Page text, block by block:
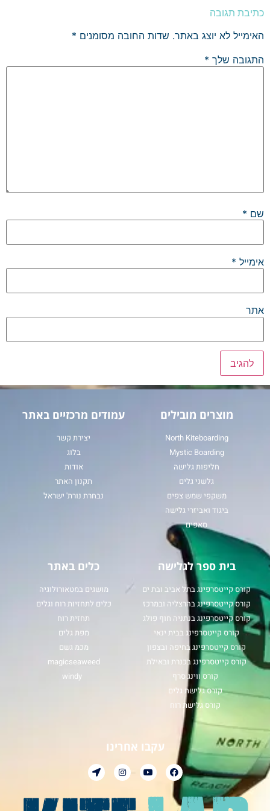
כתיבת תגובה
האימייל לא יוצג באתר. שדות החובה מסומנים *
התגובה שלך *
שם *
אימייל *
אתר
מוצרים מובילים
North Kiteboarding
Mystic Boarding
חליפות גלישה
גלשני גלים
משקפי שמש צפים
ביגוד ואביזרי גלישה
סאפים
עמודים מרכזיים באתר
יצירת קשר
בלוג
אודות
תקנון האתר
נבחרת נורת' ישראל
בית ספר לגלישה
קורס קייטסרפינג בתל אביב ובת ים
קורס קייטסרפינג בהרצליה ובמרכז
קורס קייטסרפינג בנתניה חוף פולג
קורס קייטסרפינג בבית ינאי
קורס קייטסרפינג בחיפה ובצפון
קורס קייטסרפינג בכנרת ובאילת
קורס ווינג סרף
קורס גלישת גלים
קורס גלישת רוח
כלים באתר
מושגים במטאורולוגיה
כלים לתחזיות רוח וגלים
תחזית רוח
מפת גלים
מכמ גשם
magicseaweed
windy
עקבו אחרינו